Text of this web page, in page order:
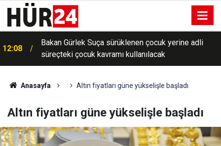
12:08
Bakan Gürlek Suça sürüklenen çocuk yerine adli
süreçteki çocuk kavramı kullanılacak
Anasayfa Altın fiyatları güne yükselişle başladı
Altın fiyatları güne yükselişle başladı